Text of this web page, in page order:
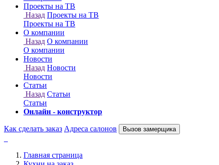
Онлайн - конструктор
Как сделать заказ Адреса салонов Вызов замерщика
Главная страница